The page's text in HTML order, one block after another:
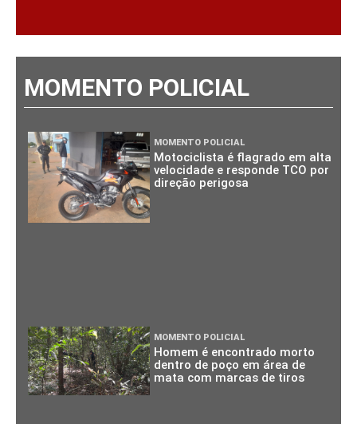
MOMENTO POLICIAL
MOMENTO POLICIAL
Motociclista é flagrado em alta
velocidade e responde TCO por
direção perigosa
MOMENTO POLICIAL
Homem é encontrado morto
dentro de poço em área de
mata com marcas de tiros